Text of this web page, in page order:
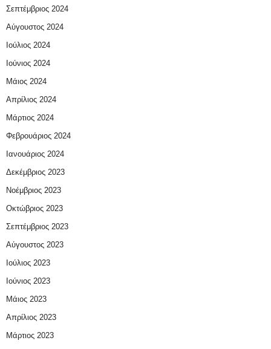
Σεπτέμβριος 2024
Αύγουστος 2024
Ιούλιος 2024
Ιούνιος 2024
Μάιος 2024
Απρίλιος 2024
Μάρτιος 2024
Φεβρουάριος 2024
Ιανουάριος 2024
Δεκέμβριος 2023
Νοέμβριος 2023
Οκτώβριος 2023
Σεπτέμβριος 2023
Αύγουστος 2023
Ιούλιος 2023
Ιούνιος 2023
Μάιος 2023
Απρίλιος 2023
Μάρτιος 2023